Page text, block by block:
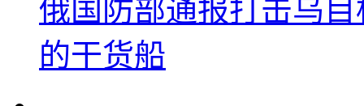
俄国防部通报打击乌
的干货船